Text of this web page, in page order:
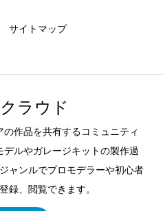
サイトマップ
ラウド
作品を共有するコミュニティ
ルやガレージキットの製作過
ャンルでプロモデラーや初心者
録、閲覧できます。